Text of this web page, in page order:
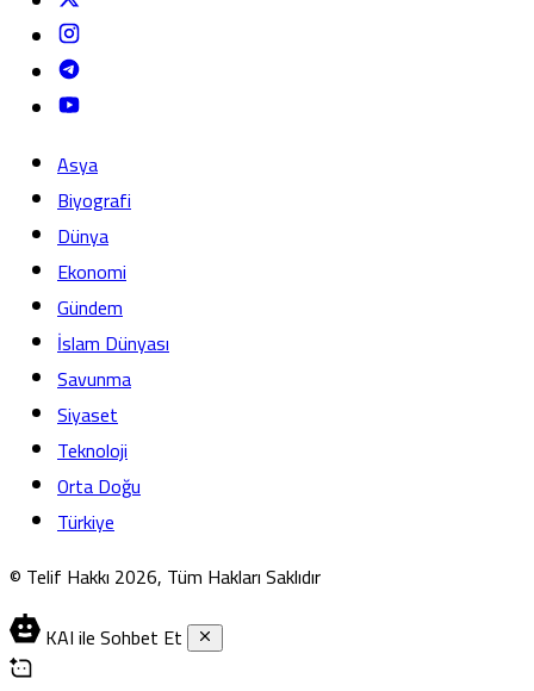
Asya
Biyografi
Dünya
Ekonomi
Gündem
İslam Dünyası
Savunma
Siyaset
Teknoloji
Orta Doğu
Türkiye
© Telif Hakkı 2026, Tüm Hakları Saklıdır
KAI ile Sohbet Et